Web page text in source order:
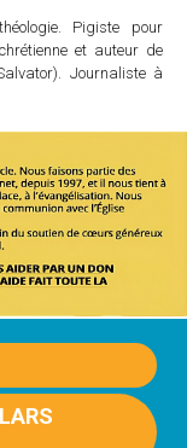
Pigiste pour
et auteur de
Journaliste à